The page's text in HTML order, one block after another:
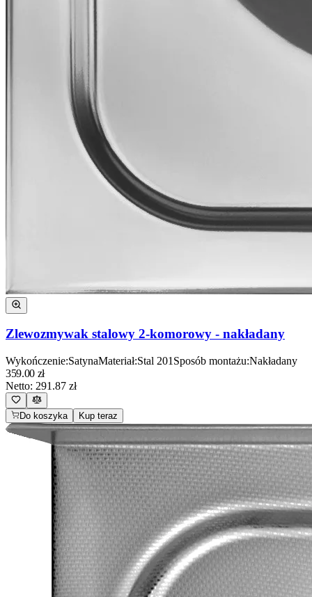
Zlewozmywak stalowy 2-komorowy - nakładany
Wykończenie:SatynaMateriał:Stal 201 Sposób montażu:Nakładany
359.00 zł
Netto: 291.87 zł
Do koszyka Kup teraz